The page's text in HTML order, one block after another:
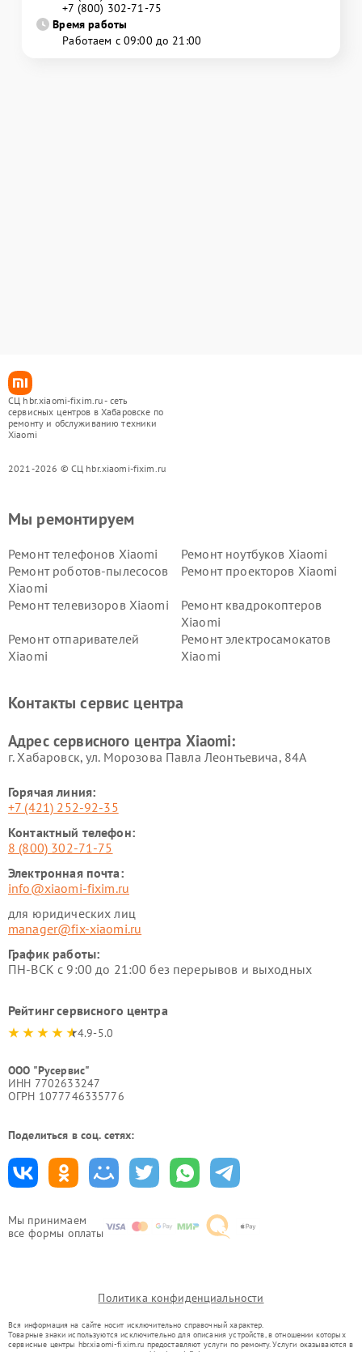
+7 (800) 302-71-75
Время работы
Работаем с 09:00 до 21:00
СЦ hbr.xiaomi-fixim.ru - сеть
сервисных центров в Хабаровске по
ремонту и обслуживанию техники
Xiaomi
2021-2026 © СЦ hbr.xiaomi-fixim.ru
Мы принимаем
все формы оплаты
Мы ремонтируем
Ремонт телефонов Xiaomi
Ремонт ноутбуков Xiaomi
Ремонт роботов-пылесосов
Xiaomi
Ремонт проекторов Xiaomi
Ремонт телевизоров Xiaomi
Ремонт квадрокоптеров
Xiaomi
Ремонт отпаривателей
Xiaomi
Ремонт электросамокатов
Xiaomi
Ремонт стиральных машин
Ремонт смарт-часов Xiaomi
Контакты сервис центра
Адрес сервисного центра Xiaomi:
г. Хабаровск, ул. Морозова Павла Леонтьевича, 84А
Горячая линия:
+7 (421) 252-92-35
Контактный телефон:
8 (800) 302-71-75
Электронная почта:
info@xiaomi-fixim.ru
для юридических лиц
manager@fix-xiaomi.ru
График работы:
ПН-ВСК с 9:00 до 21:00 без перерывов и выходных
Рейтинг сервисного центра
4.9-5.0
ООО "Русервис"
ИНН 7702633247
ОГРН 1077746335776
Поделиться в соц. сетях:
Политика конфиденциальности
Вся информация на сайте носит исключительно справочный характер.
Товарные знаки используются исключительно для описания устройств, в отношении которых
сервисные центры hbr.xiaomi-fixim.ru предоставляют услуги по ремонту. Услуги оказываются в